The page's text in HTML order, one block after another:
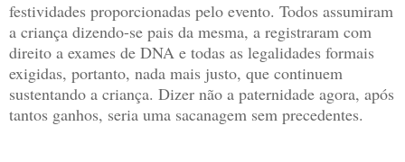
festividades proporcionadas pelo evento. Todos assumiram
a criança dizendo-se pais da mesma, a registraram com
direito a exames de DNA e todas as legalidades formais
exigidas, portanto, nada mais justo, que continuem
sustentando a criança. Dizer não a paternidade agora, após
tantos ganhos, seria uma sacanagem sem precedentes.